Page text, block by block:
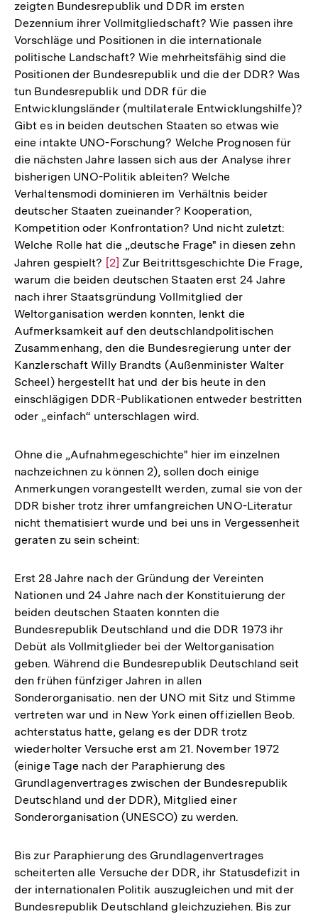
zeigten Bundesrepublik und DDR im ersten
Dezennium ihrer Vollmitgliedschaft? Wie passen ihre
Vorschläge und Positionen in die internationale
politische Landschaft? Wie mehrheitsfähig sind die
Positionen der Bundesrepublik und die der DDR? Was
tun Bundesrepublik und DDR für die
Entwicklungsländer (multilaterale Entwicklungshilfe)?
Gibt es in beiden deutschen Staaten so etwas wie
eine intakte UNO-Forschung? Welche Prognosen für
die nächsten Jahre lassen sich aus der Analyse ihrer
bisherigen UNO-Politik ableiten? Welche
Verhaltensmodi dominieren im Verhältnis beider
deutscher Staaten zueinander? Kooperation,
Kompetition oder Konfrontation? Und nicht zuletzt:
Welche Rolle hat die „deutsche Frage" in diesen zehn
Jahren gespielt? Zur
Auflösung
der
Fußnote
[2] Zur Beitrittsgeschichte Die Frage,
warum die beiden deutschen Staaten erst 24 Jahre
nach ihrer Staatsgründung Vollmitglied der
Weltorganisation werden konnten, lenkt die
Aufmerksamkeit auf den deutschlandpolitischen
Zusammenhang, den die Bundesregierung unter der
Kanzlerschaft Willy Brandts (Außenminister Walter
Scheel) hergestellt hat und der bis heute in den
einschlägigen DDR-Publikationen entweder bestritten
oder „einfach“ unterschlagen wird.
Ohne die „Aufnahmegeschichte" hier im einzelnen
nachzeichnen zu können 2), sollen doch einige
Anmerkungen vorangestellt werden, zumal sie von der
DDR bisher trotz ihrer umfangreichen UNO-Literatur
nicht thematisiert wurde und bei uns in Vergessenheit
geraten zu sein scheint:
Erst 28 Jahre nach der Gründung der Vereinten
Nationen und 24 Jahre nach der Konstituierung der
beiden deutschen Staaten konnten die
Bundesrepublik Deutschland und die DDR 1973 ihr
Debüt als Vollmitglieder bei der Weltorganisation
geben. Während die Bundesrepublik Deutschland seit
den frühen fünfziger Jahren in allen
Sonderorganisatio. nen der UNO mit Sitz und Stimme
vertreten war und in New York einen offiziellen Beob.
achterstatus hatte, gelang es der DDR trotz
wiederholter Versuche erst am 21. November 1972
(einige Tage nach der Paraphierung des
Grundlagenvertrages zwischen der Bundesrepublik
Deutschland und der DDR), Mitglied einer
Sonderorganisation (UNESCO) zu werden.
Bis zur Paraphierung des Grundlagenvertrages
scheiterten alle Versuche der DDR, ihr Statusdefizit in
der internationalen Politik auszugleichen und mit der
Bundesrepublik Deutschland gleichzuziehen. Bis zur